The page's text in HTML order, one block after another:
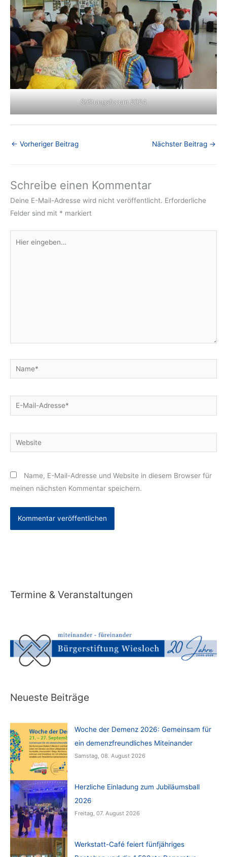
Stiftungsforum 2024
← Vorheriger Beitrag Nächster Beitrag →
Schreibe einen Kommentar
Deine E-Mail-Adresse wird nicht veröffentlicht. Erforderliche
Felder sind mit * markiert
eingeben…
Name*
E-
Mail-
Website
Name, E-Mail-Adresse und Website in diesem Browser für
meinen nächsten Kommentar speichern.
Termine & Veranstaltungen
Neueste Beiträge
Woche der Demenz 2026: Gemeinsam für
ein demenzfreundliches Miteinander
Samstag, 08. August 2026
Herzliche Einladung zum Jubiläumsball
2026
Freitag, 07. August 2026
Werkstatt-Café feiert fünfjähriges